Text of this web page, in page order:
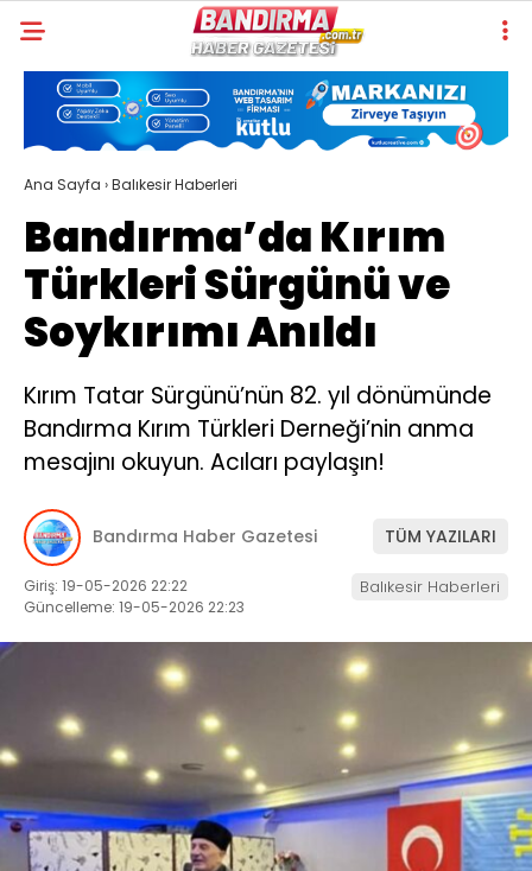
Ana Sayfa ›Balıkesir Haberleri
Bandırma’da Kırım
Türkleri Sürgünü ve
Soykırımı Anıldı
Kırım Tatar Sürgünü’nün 82. yıl dönümünde
Bandırma Kırım Türkleri Derneği’nin anma
mesajını okuyun. Acıları paylaşın!
Bandırma Haber Gazetesi TÜM YAZILARI
Giriş: 19-05-2026 22:22
Güncelleme: 19-05-2026 22:23
Balıkesir Haberleri